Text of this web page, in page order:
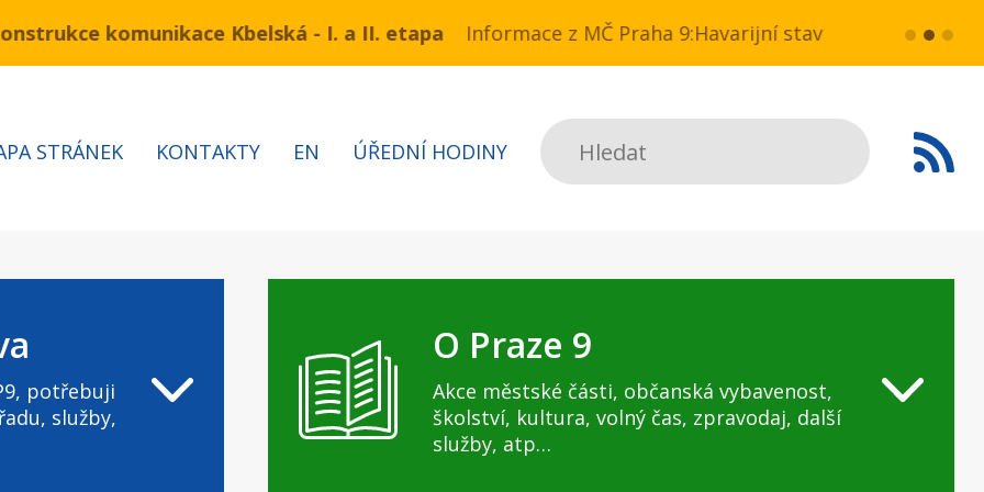
3.7 – 7.8.2026 bude probíhat obnova kabelů VN a NN v ul. Drahobejlova,
komunikace Kbelská - I. a II. etapa Informace z MČ Praha 9:Havarijní stav ulice Kbelská (úsek
více... HAVARIJNÍ
Hledat
STRÁNEK KONTAKTY EN ÚŘEDNÍ HODINY
potřebuji
služby,
O Praze 9
Akce městské části, občanská vybavenost,
školství, kultura, volný čas, zpravodaj, další
služby, atp…